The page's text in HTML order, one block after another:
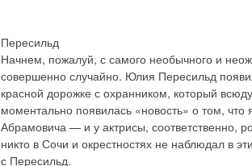
Пересильд
Начнем, пожалуй, с самого необычного и
совершенно случайно. Юлия Пересильд
красной дорожке с охранником, который
моментально появилась «новость» о том,
Абрамовича — и у актрисы, соответственно,
никто в Сочи и окрестностях не наблюдал в
с Пересильд.